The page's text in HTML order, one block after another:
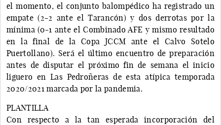
el momento, el conjunto balompédico ha registrado un
empate (2-2 ante el Tarancón) y dos derrotas por la
mínima (0-1 ante el Combinado AFE y mismo resultado
en la final de la Copa JCCM ante el Calvo Sotelo
Puertollano). Será el último encuentro de preparación
antes de disputar el próximo fin de semana el inicio
liguero en Las Pedroñeras de esta atípica temporada
2020/2021 marcada por la pandemia.
PLANTILLA
Con respecto a la tan esperada incorporación del